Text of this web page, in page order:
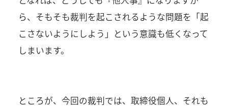
ら、そもそも裁判を起こされるような問題を「起
こさないようにしよう」という意識も低くなって
しまいます。
ところが、今回の裁判では、取締役個人、それも